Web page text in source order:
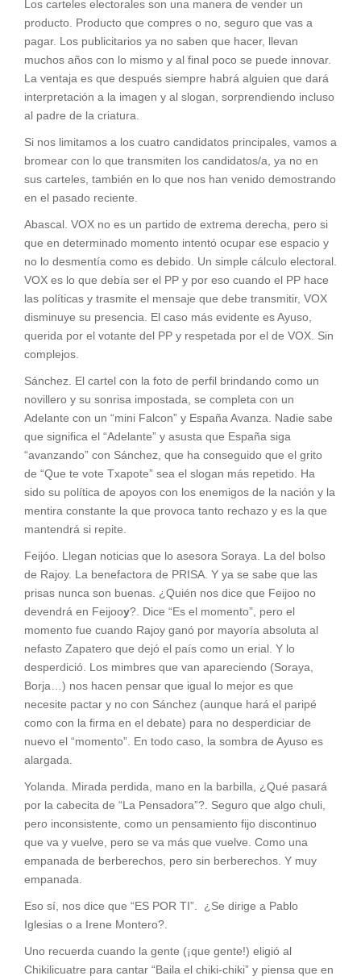
Los carteles electorales son una manera de vender un
producto. Producto que compres o no, seguro que vas a
pagar. Los publicitarios ya no saben que hacer, llevan
muchos años con lo mismo y al final poco se puede innovar.
La ventaja es que después siempre habrá alguien que dará
interpretación a la imagen y al slogan, sorprendiendo incluso
al padre de la criatura.
Si nos limitamos a los cuatro candidatos principales, vamos a
bromear con lo que transmiten los candidatos/a, ya no en
sus carteles, también en lo que nos han venido demostrando
en el pasado reciente.
Abascal. VOX no es un partido de extrema derecha, pero si
que en determinado momento intentó ocupar ese espacio y
no lo desmentía como es debido. Un simple cálculo electoral.
VOX es lo que debía ser el PP y por eso cuando el PP hace
las políticas y trasmite el mensaje que debe transmitir, VOX
disminuye su presencia. El caso más evidente es Ayuso,
querida por el votante del PP y respetada por el de VOX. Sin
complejos.
Sánchez. El cartel con la foto de perfil brindando como un
novillero y su sonrisa impostada, se completa con un
Adelante con un “mini Falcon” y España Avanza. Nadie sabe
que significa el “Adelante” y asusta que España siga
“avanzando” con Sánchez, que ha conseguido que el grito
de “Que te vote Txapote” sea el slogan más repetido. Ha
sido su política de apoyos con los enemigos de la nación y la
mentira constante la que provoca tanto rechazo y es la que
mantendrá si repite.
Feijóo. Llegan noticias que lo asesora Soraya. La del bolso
de Rajoy. La benefactora de PRISA. Y ya se sabe que las
prisas nunca son buenas. ¿Quién nos dice que Feijoo no
devendrá en Feijooy?. Dice “Es el momento”, pero el
momento fue cuando Rajoy ganó por mayoría absoluta al
nefasto Zapatero que dejó el país como un erial. Y lo
desperdició. Los mimbres que van apareciendo (Soraya,
Borja…) nos hacen pensar que igual lo mejor es que
necesite pactar y no con Sánchez (aunque hará el paripé
como con la firma en el debate) para no desperdiciar de
nuevo el “momento”. En todo caso, la sombra de Ayuso es
alargada.
Yolanda. Mirada perdida, mano en la barbilla, ¿Qué pasará
por la cabecita de “La Pensadora”?. Seguro que algo chuli,
pero inconsistente, como un pensamiento fijo discontinuo
que va y vuelve, pero se va más que vuelve. Como una
empanada de berberechos, pero sin berberechos. Y muy
empanada.
Eso sí, nos dice que “ES POR TI”. ¿Se dirige a Pablo
Iglesias o a Irene Montero?.
Uno recuerda cuando la gente (¡que gente!) eligió al
Chikilicuatre para cantar “Baila el chiki-chiki” y piensa que en